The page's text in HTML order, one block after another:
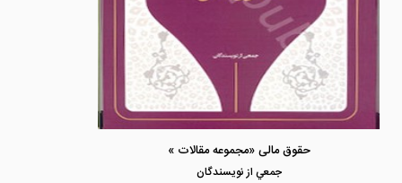
حقوق مالی «مجموعه مقالات »
جمعي از نويسندگان